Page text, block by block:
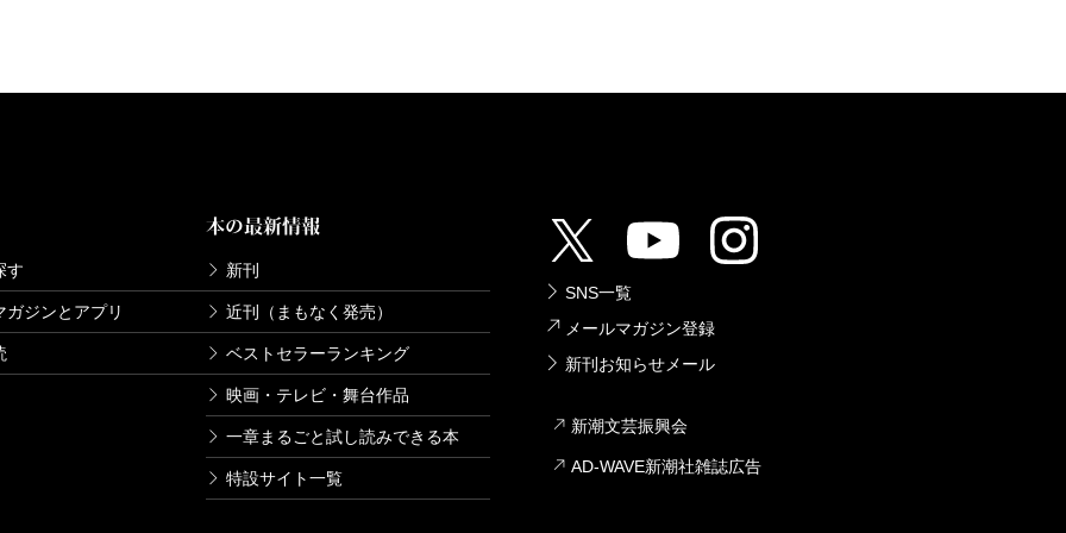
駅から15分ほど歩き、シダックスの関東村のグラウンドを初めて訪れる。空き地のような野球場
で、強い風に砂塵が舞い上がる中、アマチュア選手を指導する砂まみれの背番号19の姿。取材に
来ている記者は自分ひとりだ。思わず、「こんな酷い環境でやってるんですか……」と絶句する
が、「野球は野原でやるから、野球なんだよ」と野村は笑顔で返す。ここにはマスコミもファン
もいない。でも野球がある。まるで駆け出しの若手時代のように。余計なものなど何もなかった
のだ。のちに野村が口にした「一番楽しかった3年間」は、どこか自ら演じ続けた「偉大な野村克
也から解放された3年間」でもあったのではないだろうか。もしかしたら、それはノムさん最後の
す
ガジンとアプリ
本の最新情報
新刊
近刊（まもなく発売）
ベストセラーランキング
映画・テレビ・舞台作品
一章まるごと試し読みできる本
特設サイト一覧
SNS一覧
メールマガジン登録
新刊お知らせメール
新潮文芸振興会
AD-WAVE新潮社雑誌広告